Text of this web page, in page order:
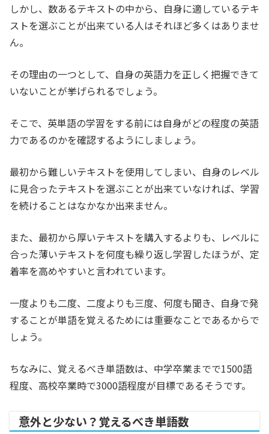
しかし、数あるテキストの中から、自身に適しているテキ
ストを選ぶことが出来ている人はそれほど多くはありませ
ん。
その理由の一つとして、自身の英語力を正しく把握できて
いないことが挙げられるでしょう。
そこで、英単語の学習をする前には自身がどの程度の英語
力であるのかを確認するようにしましょう。
最初から難しいテキストを使用してしまい、自身のレベル
に見合ったテキストを選ぶことが出来ていなければ、学習
を続けることはなかなか出来ません。
また、最初から厚いテキストを購入するよりも、レベルに
合った薄いテキストを何度も繰り返し学習したほうが、定
着率を高めやすいと言われています。
一度よりも二度、二度よりも三度、何度も聞き、自身で発
することが単語を覚えるためには重要なことであるからで
しょう。
ちなみに、覚えるべき単語数は、中学卒業までで1500語
程度、高校卒業時で3000語程度が目標であるそうです。
意外と少ない？覚えるべき単語数